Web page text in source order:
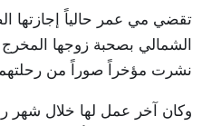
تقضي مي عمر حالياً إجازتها
الشمالي بصحبة زوجها
نشرت مؤخراً صوراً من
وكان آخر عمل لها خلال شهر